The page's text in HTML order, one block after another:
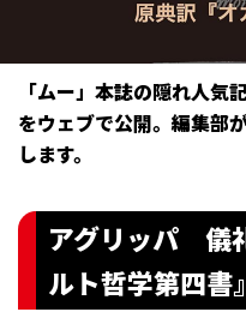
「ムー」本誌の隠れ人気
をウェブで公開。編集部
します。
アグリッパ 儀
ルト哲学第四書』